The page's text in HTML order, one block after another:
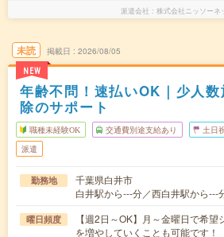
派遣会社 株式会社ニッソーネ
未読
NEW
掲載日 2026/08/05
年齢不問！速払いOK｜少人
除のサポート
職種未経験OK 交通費別途支給あり 土日
派遣
勤務地
千葉県白井市
白井駅から---分／西白井駅から---
曜日頻度
【週2日～OK】月～金曜日で希
を増やしていくことも可能です！